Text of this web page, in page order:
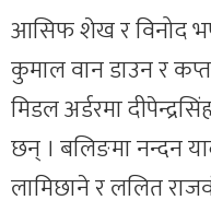
आसिफ शेख र विनोद
कुमाल वान डाउन र
मिडल अर्डरमा
छन् । बलिङमा नन्दन
लामिछाने र ललित